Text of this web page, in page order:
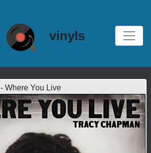
vinyls
- Where You Live